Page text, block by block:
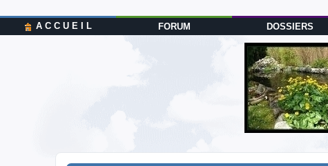
A C C U E I L FORUM DOSSIERS